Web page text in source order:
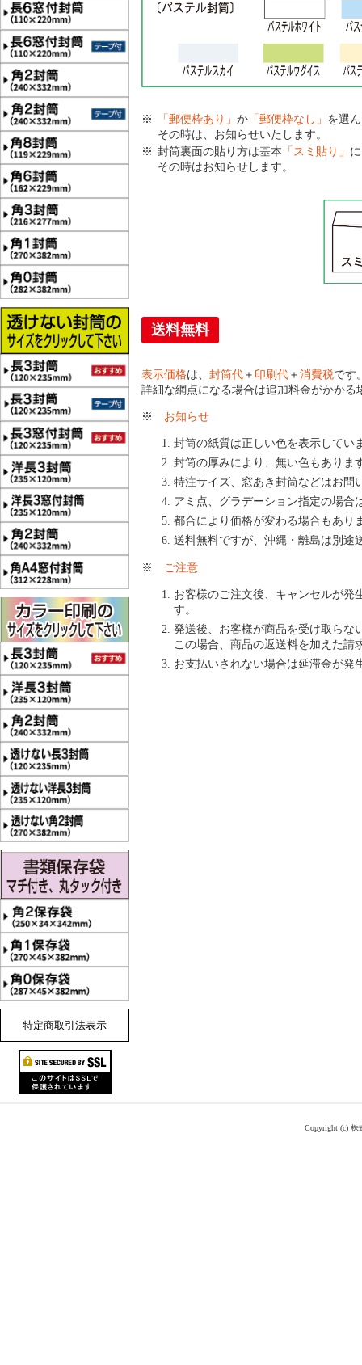
特定商取引法表示
「郵便枠あり」 か 「郵便枠なし」 を選
その時は、お知らせいたします。
封筒裏面の貼り方は基本 「スミ貼り」
その時はお知らせします。
送料無料
表示価格は、 封筒代 ＋ 印刷代 ＋ 消費税です
詳細な網点になる場合は追加料金がかかる
※ お知らせ
封筒の紙質は正しい色を表示してい
封筒の厚みにより、無い色もありま
特注サイズ、窓あき封筒などはお問
アミ点、グラデーション指定の場合
都合により価格が変わる場合もあり
送料無料ですが、沖縄・離島は別途
※ ご注意
お客様のご注文後、キャンセルが発
す。
発送後、お客様が商品を受け取らな
この場合、商品の返送料を加えた請
お支払いされない場合は延滞金が発
Copyright (c)